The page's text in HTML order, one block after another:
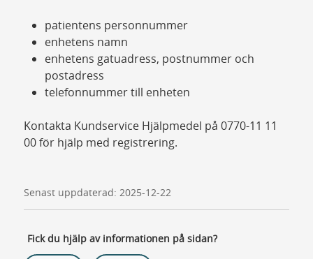
patientens personnummer
enhetens namn
enhetens gatuadress, postnummer och
postadress
telefonnummer till enheten
Kontakta Kundservice Hjälpmedel på 0770-11 11
00 för hjälp med registrering.
Senast uppdaterad: 2025-12-22
Fick du hjälp av informationen på sidan?